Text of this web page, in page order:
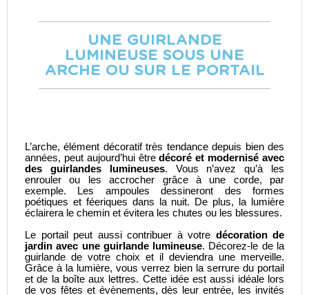
UNE GUIRLANDE
LUMINEUSE SOUS UNE
ARCHE OU SUR LE PORTAIL
L’arche, élément décoratif très tendance depuis bien des
années, peut aujourd’hui êtredécoré et modernisé avec
des guirlandes lumineuses. Vous n’avez qu’à les
enrouler ou les accrocher grâce à une corde, par
exemple. Les ampoules dessineront des formes
poétiques et féeriques dans la nuit. De plus, la lumière
éclairera le chemin et évitera les chutes ou les blessures.
Le portail peut aussi contribuer à votre décoration de
jardin avec une guirlande lumineuse. Décorez-le de la
guirlande de votre choix et il deviendra une merveille.
Grâce à la lumière, vous verrez bien la serrure du portail
et de la boîte aux lettres. Cette idée est aussi idéale lors
de vos fêtes et évènements, dès leur entrée, les invités